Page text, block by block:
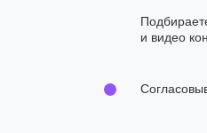
и видео